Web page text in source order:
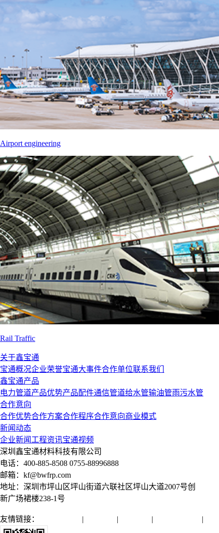
Airport engineering
Rail Traffic
关于鑫宝通
宝通概况企业荣誉宝通大事件合作单位联系我们
鑫宝通产品
电力管道产品优势产品配件通信管道给水管输油管雨污水管
合作意向
合作优势合作方案合作程序合作意向商业模式
新闻动态
企业新闻 工程资讯宝通视频
深圳鑫宝通材料科技有限公司
电话：400-885-8508 0755-88996888
邮箱：kf@bwfrp.com
地址：深圳市坪山区坪山街道六联社区坪山大道2007号创
新广场裙楼238-1号
友情链接： | | | |